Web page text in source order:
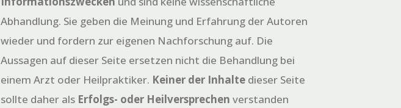
Abhandlung. Sie geben die Meinung und Erfahrung der Autoren
wieder und fordern zur eigenen Nachforschung auf. Die
Aussagen auf dieser Seite ersetzen nicht die Behandlung bei
einem Arzt oder Heilpraktiker. Keiner der Inhalte dieser Seite
sollte daher als Erfolgs- oder Heilversprechen verstanden